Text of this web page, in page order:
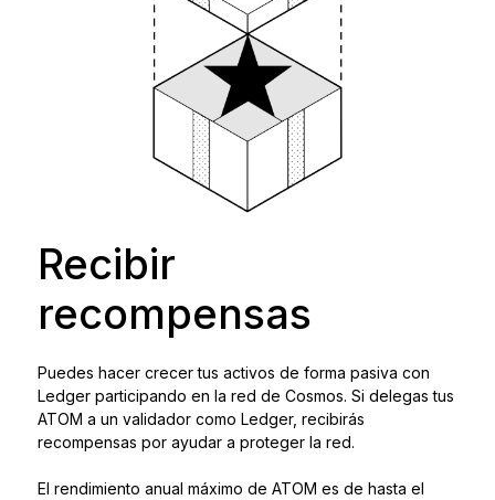
Recibir
recompensas
Puedes hacer crecer tus activos de forma pasiva con
Ledger participando en la red de Cosmos. Si delegas tus
ATOM a un validador como Ledger, recibirás
recompensas por ayudar a proteger la red.
El rendimiento anual máximo de ATOM es de hasta el